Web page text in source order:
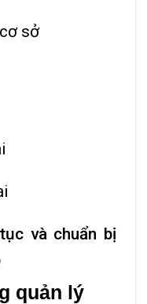
sở
và chuẩn bị
quản lý